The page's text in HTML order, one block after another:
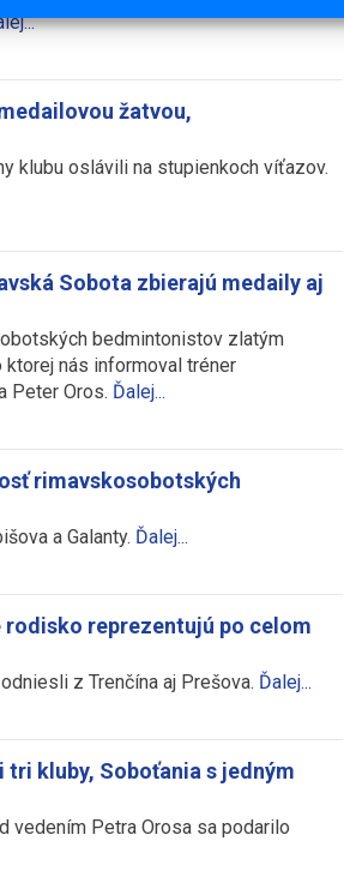
žatvou,
klubu oslávili na stupienkoch víťazov.
Sobota zbierajú medaily aj
bedmintonistov zlatým
ktorej nás informoval tréner
Peter Oros. Ďalej...
rimavskosobotských
a Galanty. Ďalej...
reprezentujú po celom
z Trenčína aj Prešova. Ďalej...
kluby, Soboťania s jedným
vedením Petra Orosa sa podarilo